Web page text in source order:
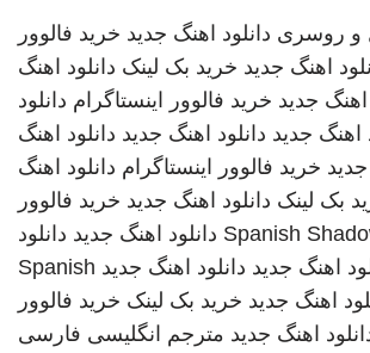
و روسری دانلود اهنگ جدید خرید فالوور
اهنگ جدید خرید بک لینک دانلود اهنگ
اهنگ جدید خرید فالوور اینستاگرام دانلود
اهنگ جدید دانلود اهنگ جدید دانلود اهنگ
خرید فالوور اینستاگرام دانلود اهنگ
بک لینک دانلود اهنگ جدید خرید فالوور
Spanish دانلود اهنگ جدید دانلود
اهنگ جدید دانلود اهنگ جدید Spanish
اهنگ جدید خرید بک لینک خرید فالوور
اهنگ جدید مترجم انگلیسی فارسی